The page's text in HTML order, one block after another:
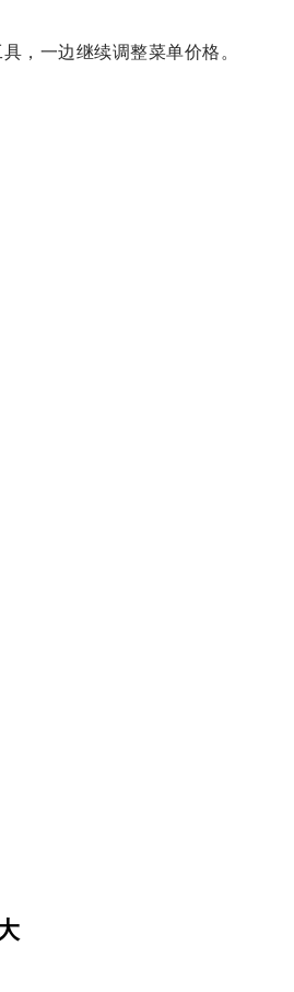
，一边继续调整菜单价格。